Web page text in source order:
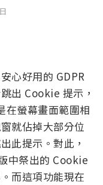
心好用的 GDPR
出 Cookie 提示，
螢幕畫面範圍相
就佔掉大部分位
此提示。對此，
中祭出的 Cookie
而這項功能現在